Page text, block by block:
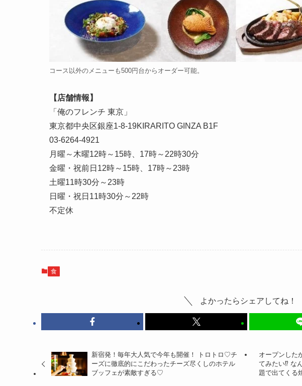
コース以外のメニューも500円台からオーダー可能。
【店舗情報】
「俺のフレンチ 東京」
東京都中央区銀座1-8-19KIRARITO GINZA B1F
03-6264-4921
月曜～木曜12時～15時、17時～22時30分
金曜・祝前日12時～15時、17時～23時
土曜11時30分～23時
日曜・祝日11時30分～22時
不定休
食
よかったらシェアしてね！
新宿発！毎年大人気で今年も開催！ トロトロ♡チ
ーズに徹底的にこだわったチーズ尽くしのホテル
ブッフェが素敵すぎる♡
オープンした
てみたい⁉ な
題で出てくる